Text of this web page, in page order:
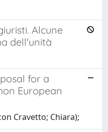
Alcune
dell'unità
for a
European
Cravetto; Chiara);